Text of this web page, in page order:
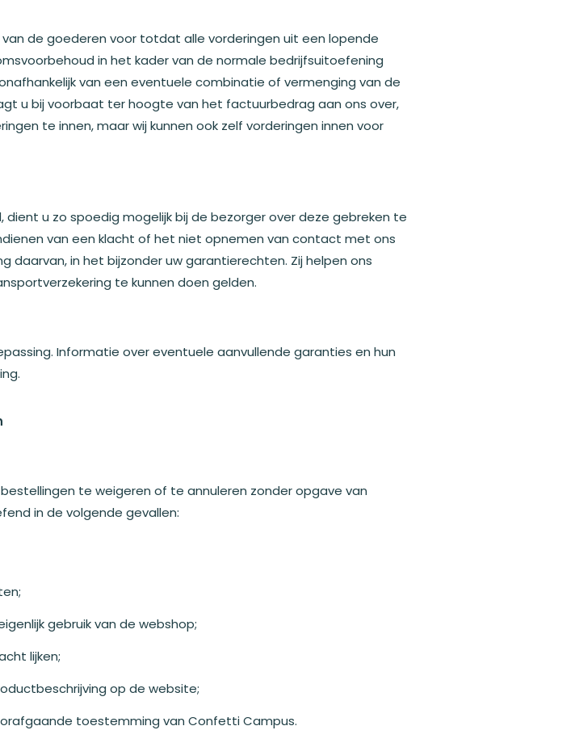
de goederen voor totdat alle vorderingen uit een lopende
in het kader van de normale bedrijfsuitoefening
van een eventuele combinatie of vermenging van de
u bij voorbaat ter hoogte van het factuurbedrag aan ons over,
te innen, maar wij kunnen ook zelf vorderingen innen voor
u zo spoedig mogelijk bij de bezorger over deze gebreken te
van een klacht of het niet opnemen van contact met ons
in het bijzonder uw garantierechten. Zij helpen ons
te kunnen doen gelden.
Informatie over eventuele aanvullende garanties en hun
te weigeren of te annuleren zonder opgave van
in de volgende gevallen:
gebruik van de webshop;
lijken;
op de website;
toestemming van Confetti Campus.